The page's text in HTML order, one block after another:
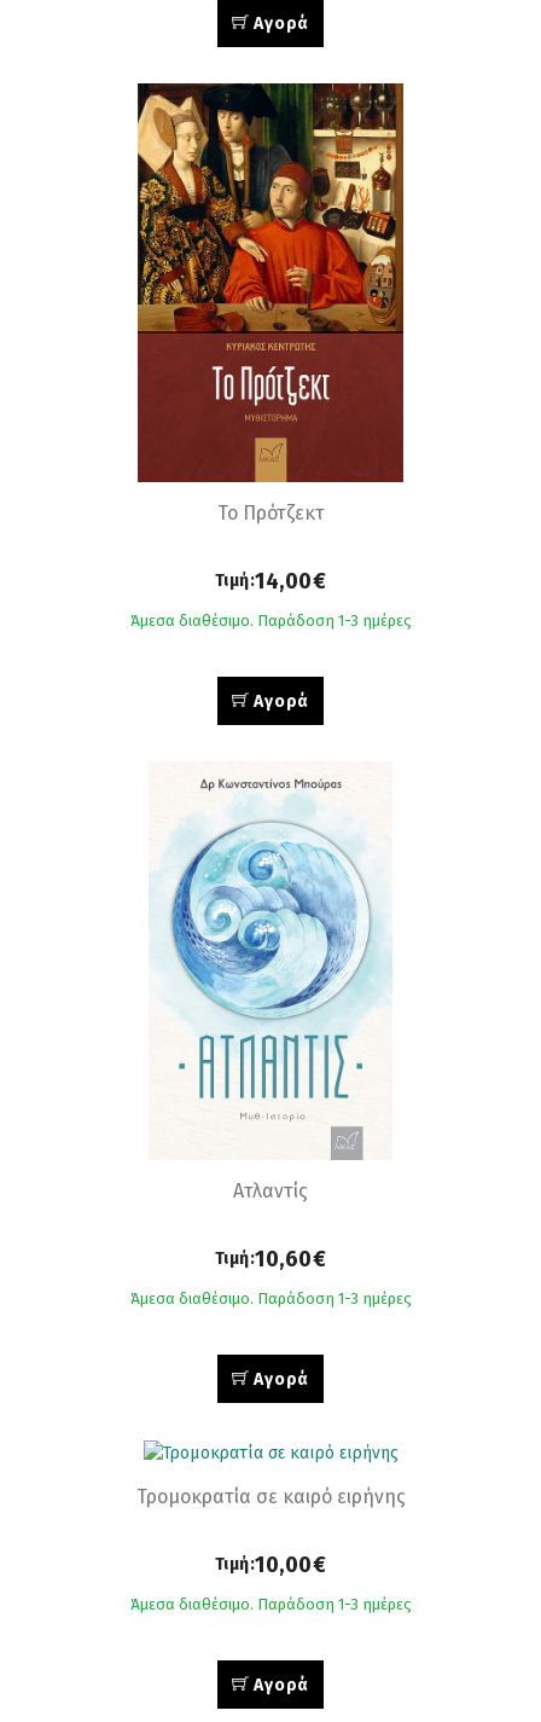
Αγορά
Το Πρότζεκτ
Τιμή:14,00€
Άμεσα διαθέσιμο. Παράδοση 1-3 ημέρες
Αγορά
Ατλαντίς
Τιμή:10,60€
Άμεσα διαθέσιμο. Παράδοση 1-3 ημέρες
Αγορά
Τρομοκρατία σε καιρό ειρήνης
Τιμή:10,00€
Άμεσα διαθέσιμο. Παράδοση 1-3 ημέρες
Αγορά